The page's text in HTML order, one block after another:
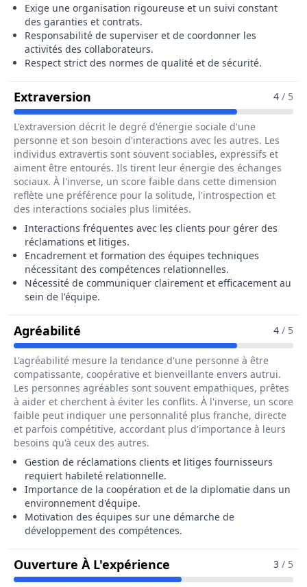
Exige une organisation rigoureuse et un suivi constant
des garanties et contrats.
Responsabilité de superviser et de coordonner les
activités des collaborateurs.
Respect strict des normes de qualité et de sécurité.
Extraversion Pour Le Métier De Responsable
4 / 5
L'extraversion décrit le degré d'énergie sociale d'une
personne et son besoin d'interactions avec les autres. Les
individus extravertis sont souvent sociables, expressifs et
aiment être entourés. Ils tirent leur énergie des échanges
sociaux. À l'inverse, un score faible dans cette dimension
reflète une préférence pour la solitude, l'introspection et
des interactions sociales plus limitées.
Interactions fréquentes avec les clients pour gérer des
réclamations et litiges.
Encadrement et formation des équipes techniques
nécessitant des compétences relationnelles.
Nécessité de communiquer clairement et efficacement au
sein de l'équipe.
Agréabilité Pour Le Métier De Responsable4 / 5
L'agréabilité mesure la tendance d'une personne à être
compatissante, coopérative et bienveillante envers autrui.
Les personnes agréables sont souvent empathiques, prêtes
à aider et cherchent à éviter les conflits. À l'inverse, un score
faible peut indiquer une personnalité plus franche, directe
et parfois compétitive, accordant plus d'importance à leurs
besoins qu'à ceux des autres.
Gestion de réclamations clients et litiges fournisseurs
requiert habileté relationnelle.
Importance de la coopération et de la diplomatie dans un
environnement d'équipe.
Motivation des équipes sur une démarche de
développement des compétences.
Ouverture À L'expérience Pour Le Métier De
3 / 5